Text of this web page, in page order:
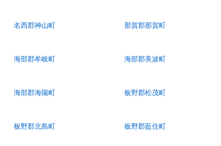
名西郡神山町 那賀郡那賀町
海部郡牟岐町 海部郡美波町
海部郡海陽町 板野郡松茂町
板野郡北島町 板野郡藍住町